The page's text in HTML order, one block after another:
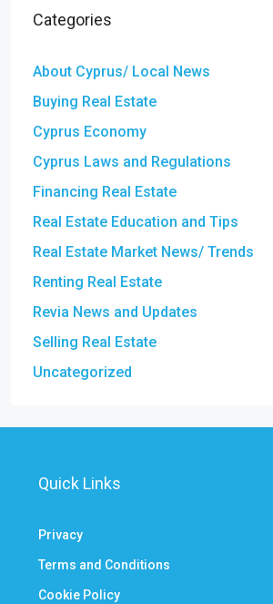
Categories
About Cyprus/ Local News
Buying Real Estate
Cyprus Economy
Cyprus Laws and Regulations
Financing Real Estate
Real Estate Education and Tips
Real Estate Market News/ Trends
Renting Real Estate
Revia News and Updates
Selling Real Estate
Uncategorized
Quick Links
Privacy
Terms and Conditions
Cookie Policy